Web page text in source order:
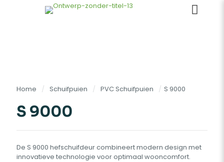
Home / Schuifpuien / PVC Schuifpuien / S 9000
S 9000
De S 9000 hefschuifdeur combineert modern design met
innovatieve technologie voor optimaal wooncomfort.